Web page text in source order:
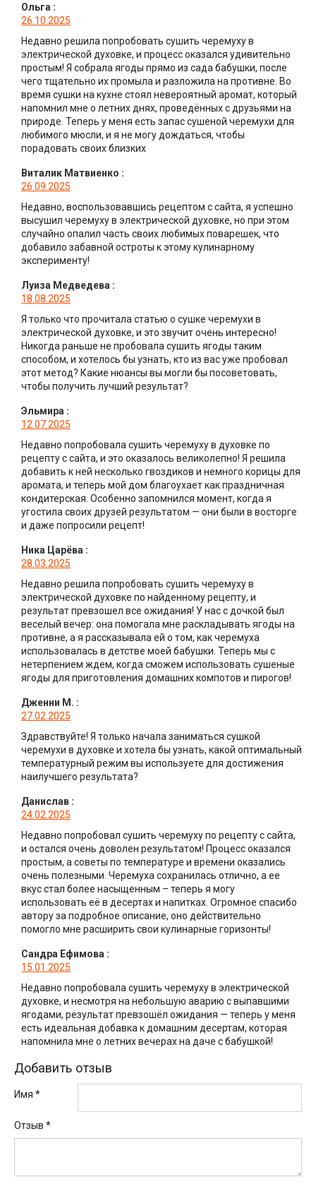
Ольга :
26.10.2025
Недавно решила попробовать сушить черемуху в
электрической духовке, и процесс оказался удивительно
простым! Я собрала ягоды прямо из сада бабушки, после
чего тщательно их промыла и разложила на противне. Во
время сушки на кухне стоял невероятный аромат, который
напомнил мне о летних днях, проведённых с друзьями на
природе. Теперь у меня есть запас сушеной черемухи для
любимого мюсли, и я не могу дождаться, чтобы
порадовать своих близких
Виталик Матвиенко :
26.09.2025
Недавно, воспользовавшись рецептом с сайта, я успешно
высушил черемуху в электрической духовке, но при этом
случайно опалил часть своих любимых поварешек, что
добавило забавной остроты к этому кулинарному
эксперименту!
Луиза Медведева :
18.08.2025
Я только что прочитала статью о сушке черемухи в
электрической духовке, и это звучит очень интересно!
Никогда раньше не пробовала сушить ягоды таким
способом, и хотелось бы узнать, кто из вас уже пробовал
этот метод? Какие нюансы вы могли бы посоветовать,
чтобы получить лучший результат?
Эльмира :
12.07.2025
Недавно попробовала сушить черемуху в духовке по
рецепту с сайта, и это оказалось великолепно! Я решила
добавить к ней несколько гвоздиков и немного корицы для
аромата, и теперь мой дом благоухает как праздничная
кондитерская. Особенно запомнился момент, когда я
угостила своих друзей результатом — они были в восторге
и даже попросили рецепт!
Ника Царёва :
28.03.2025
Недавно решила попробовать сушить черемуху в
электрической духовке по найденному рецепту, и
результат превзошел все ожидания! У нас с дочкой был
веселый вечер: она помогала мне раскладывать ягоды на
противне, а я рассказывала ей о том, как черемуха
использовалась в детстве моей бабушки. Теперь мы с
нетерпением ждем, когда сможем использовать сушеные
ягоды для приготовления домашних компотов и пирогов!
Дженни М. :
27.02.2025
Здравствуйте! Я только начала заниматься сушкой
черемухи в духовке и хотела бы узнать, какой оптимальный
температурный режим вы используете для достижения
наилучшего результата?
Данислав :
24.02.2025
Недавно попробовал сушить черемуху по рецепту с сайта,
и остался очень доволен результатом! Процесс оказался
простым, а советы по температуре и времени оказались
очень полезными. Черемуха сохранилась отлично, а ее
вкус стал более насыщенным – теперь я могу
использовать её в десертах и напитках. Огромное спасибо
автору за подробное описание, оно действительно
помогло мне расширить свои кулинарные горизонты!
Сандра Ефимова :
15.01.2025
Недавно попробовала сушить черемуху в электрической
духовке, и несмотря на небольшую аварию с выпавшими
ягодами, результат превзошёл ожидания — теперь у меня
есть идеальная добавка к домашним десертам, которая
напомнила мне о летних вечерах на даче с бабушкой!
Добавить отзыв
Имя *
Отзыв *